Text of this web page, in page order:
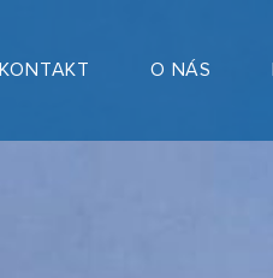
KONTAKT O NÁS